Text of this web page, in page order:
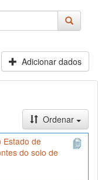
Adicionar dados
Ordenar
Estado de
do solo de